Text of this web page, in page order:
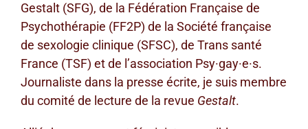
Gestalt (SFG), de la Fédération Française de
Psychothérapie (FF2P) de la Société française
de sexologie clinique (SFSC), de Trans santé
France (TSF) et de l’association Psy·gay·e·s.
Journaliste dans la presse écrite, je suis membre
du comité de lecture de la revue Gestalt.